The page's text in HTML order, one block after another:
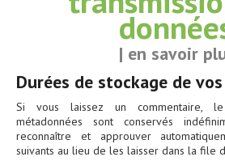
| en savoir
Durées de stockage de
Si vous laissez un commentaire,
métadonnées sont conservés
reconnaître et approuver
suivants au lieu de les laisser dans la file